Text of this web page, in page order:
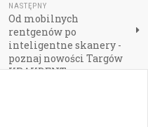
NASTĘPNY
Od mobilnych
rentgenów po
inteligentne skanery -
poznaj nowości Targów
KRAKDENT